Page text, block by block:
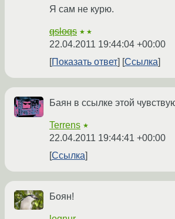
Я сам не курю.
qsloqs ★★
22.04.2011 19:44:04 +00:00
Показать ответ
Ссылка
Баян в ссылке этой
Terrens ★
22.04.2011 19:44:41 +00:00
Ссылка
Боян!